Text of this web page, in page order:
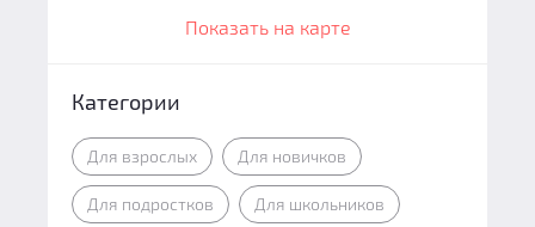
Показать на карте
Категории
Для взрослых Для новичков
Для подростков Для школьников